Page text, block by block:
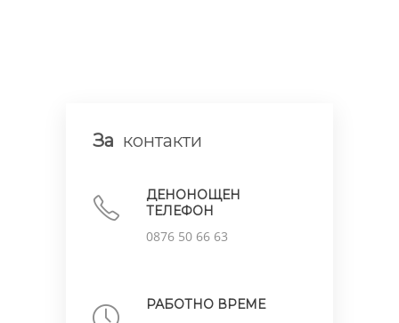
За контакти
ДЕНОНОЩЕН
ТЕЛЕФОН
0876 50 66 63
РАБОТНО ВРЕМЕ